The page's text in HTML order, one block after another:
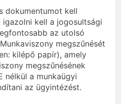
dokumentumot kell
igazolni kell a jogosultsági
az utolsó
megszűnését
kilépő papír), amely
megszűnésének
nélkül a munkaügyi
az ügyintézést.